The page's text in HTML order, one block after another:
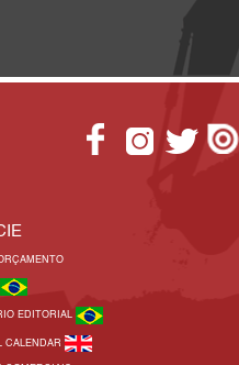
EDITORIAL
CALENDAR